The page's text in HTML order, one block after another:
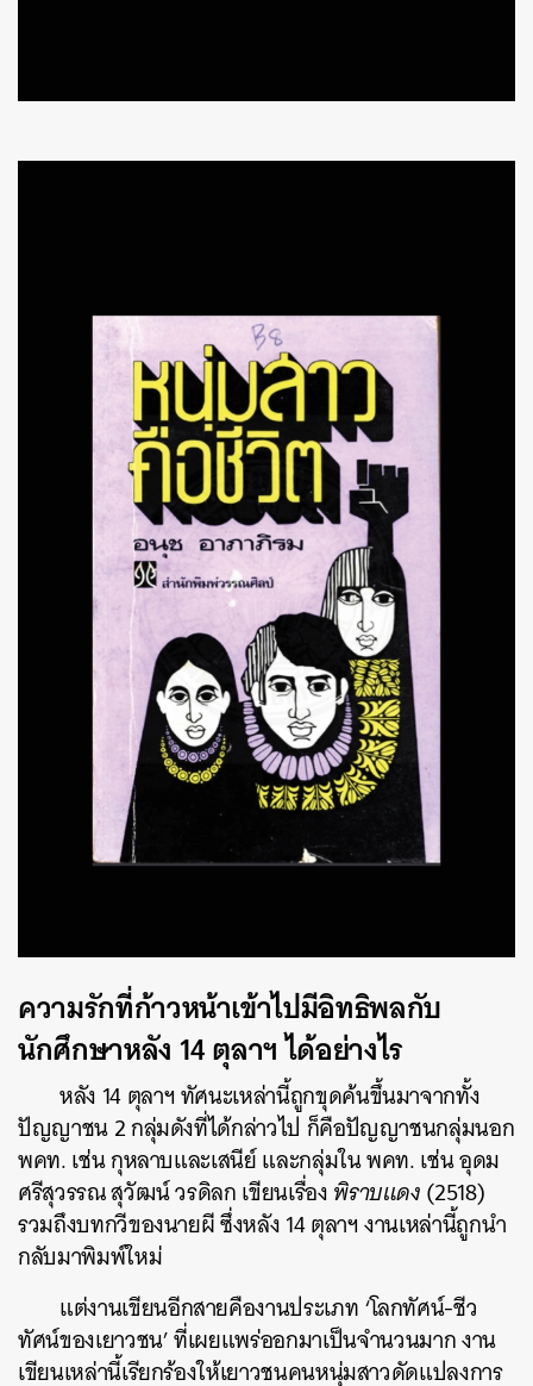
ความรักที่ก้าวหน้าเข้าไปมีอิทธิพลกับ
นักศึกษาหลัง 14 ตุลาฯ ได้อย่างไร
หลัง 14 ตุลาฯ ทัศนะเหล่านี้ถูกขุดค้นขึ้นมาจากทั้ง
ปัญญาชน 2 กลุ่มดังที่ได้กล่าวไป ก็คือปัญญาชนกลุ่มนอก
พคท. เช่น กุหลาบและเสนีย์ และกลุ่มใน พคท. เช่น อุดม
ศรีสุวรรณ สุวัฒน์ วรดิลก เขียนเรื่องพิราบแดง(2518)
รวมถึงบทกวีของนายผี ซึ่งหลัง 14 ตุลาฯ งานเหล่านี้ถูกนำ
กลับมาพิมพ์ใหม่
แต่งานเขียนอีกสายคืองานประเภท ‘โลกทัศน์-ชีว
ทัศน์ของเยาวชน’ ที่เผยแพร่ออกมาเป็นจำนวนมาก งาน
เขียนเหล่านี้เรียกร้องให้เยาวชนคนหนุ่มสาวดัดแปลงการ